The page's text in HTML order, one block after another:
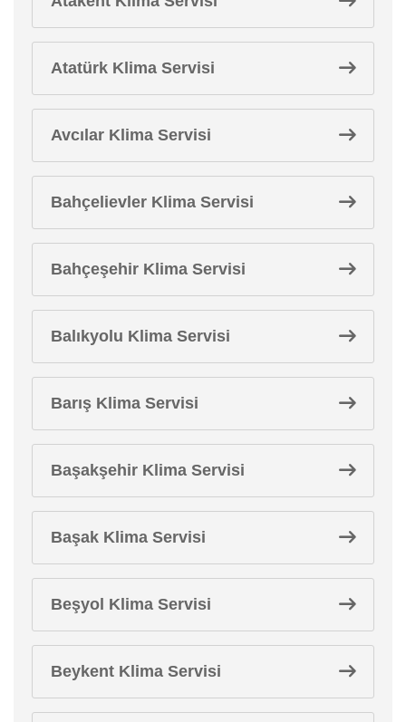
Atatürk Klima Servisi
Avcılar Klima Servisi
Bahçelievler Klima Servisi
Bahçeşehir Klima Servisi
Balıkyolu Klima Servisi
Barış Klima Servisi
Başakşehir Klima Servisi
Başak Klima Servisi
Beşyol Klima Servisi
Beykent Klima Servisi